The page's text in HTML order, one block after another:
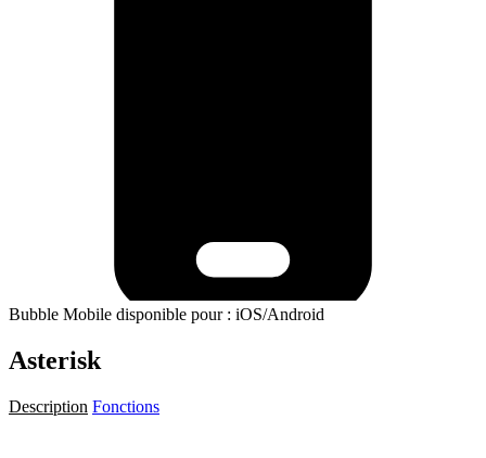
Bubble Mobile disponible pour : iOS/Android
Asterisk
Description Fonctions